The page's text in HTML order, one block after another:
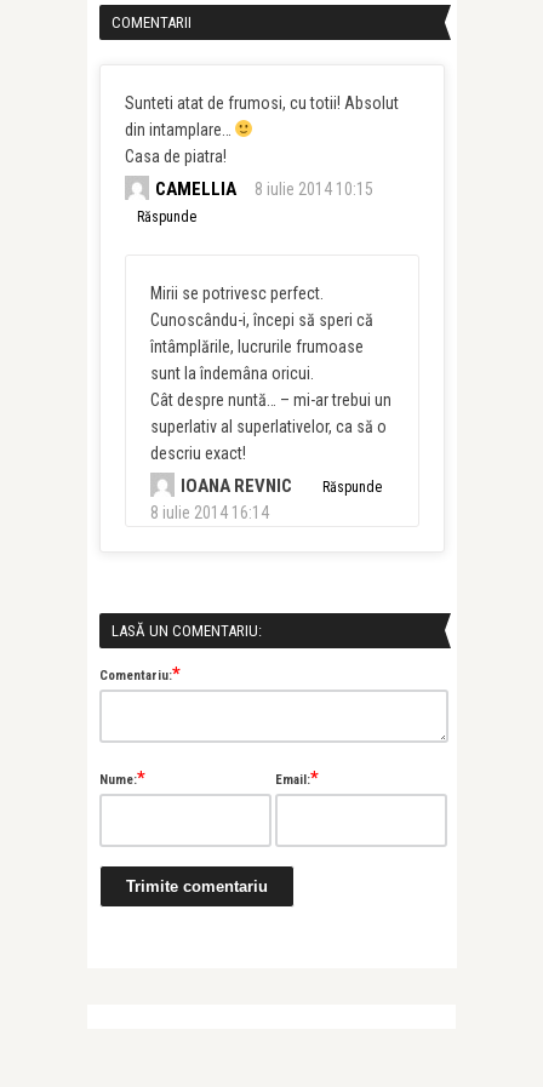
COMENTARII
Sunteti atat de frumosi, cu totii! Absolut
din intamplare…
Casa de piatra!
CAMELLIA 8 iulie 2014 10:15
Răspunde
Mirii se potrivesc perfect.
Cunoscându-i, începi să speri că
întâmplările, lucrurile frumoase
sunt la îndemâna oricui.
Cât despre nuntă… – mi-ar trebui un
superlativ al superlativelor, ca să o
descriu exact!
IOANA REVNIC
8 iulie 2014 16:14
Răspunde
LASĂ UN COMENTARIU:
Comentariu:*
Nume:* Email:*